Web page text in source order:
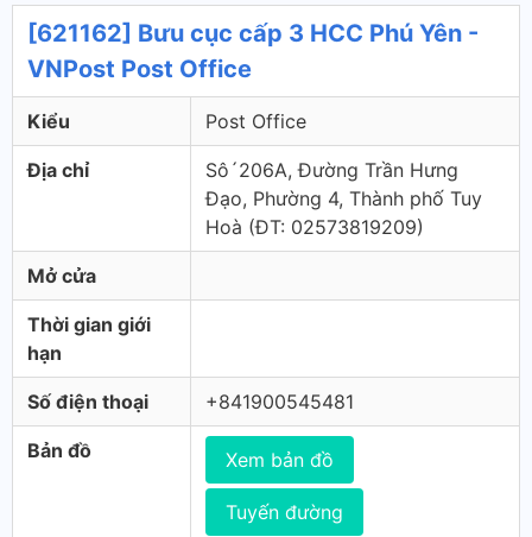
[621162] Bưu cục cấp 3 HCC Phú Yên -
VNPost Post Office
Kiểu Post Office
Địa chỉ
Sô´206A, Đường Trần Hưng
Đạo, Phường 4, Thành phố Tuy
Hoà (ÐT: 02573819209)
Mở cửa
Thời gian giới
hạn
Số điện thoại +841900545481
Bản đồ Xem bản đồ
Tuyến đường